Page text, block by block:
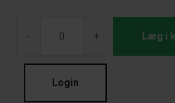
- + Læg i
Login